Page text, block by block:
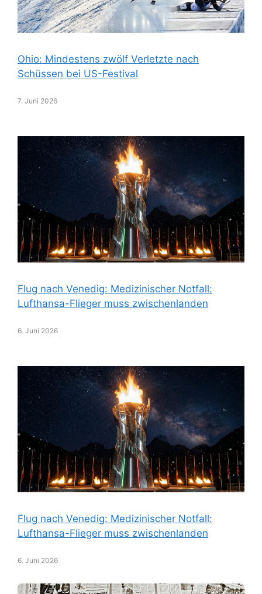
Ohio: Mindestens zwölf Verletzte nach
Schüssen bei US-Festival
7. Juni 2026
Flug nach Venedig: Medizinischer Notfall:
Lufthansa-Flieger muss zwischenlanden
6. Juni 2026
Flug nach Venedig: Medizinischer Notfall:
Lufthansa-Flieger muss zwischenlanden
6. Juni 2026